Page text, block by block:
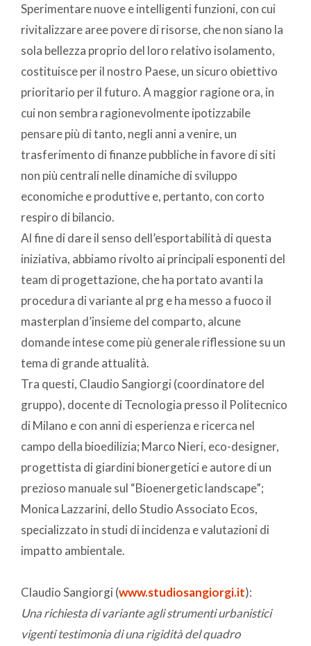
Sperimentare nuove e intelligenti funzioni, con cui
rivitalizzare aree povere di risorse, che non siano la
sola bellezza proprio del loro relativo isolamento,
costituisce per il nostro Paese, un sicuro obiettivo
prioritario per il futuro. A maggior ragione ora, in
cui non sembra ragionevolmente ipotizzabile
pensare più di tanto, negli anni a venire, un
trasferimento di finanze pubbliche in favore di siti
non più centrali nelle dinamiche di sviluppo
economiche e produttive e, pertanto, con corto
respiro di bilancio.
Al fine di dare il senso dell’esportabilità di questa
iniziativa, abbiamo rivolto ai principali esponenti del
team di progettazione, che ha portato avanti la
procedura di variante al prg e ha messo a fuoco il
masterplan d’insieme del comparto, alcune
domande intese come più generale riflessione su un
tema di grande attualità.
Tra questi, Claudio Sangiorgi (coordinatore del
gruppo), docente di Tecnologia presso il Politecnico
di Milano e con anni di esperienza e ricerca nel
campo della bioedilizia; Marco Nieri, eco-designer,
progettista di giardini bionergetici e autore di un
prezioso manuale sul “Bioenergetic landscape”;
Monica Lazzarini, dello Studio Associato Ecos,
specializzato in studi di incidenza e valutazioni di
impatto ambientale.
Claudio Sangiorgi (www.studiosangiorgi.it):
Una richiesta di variante agli strumenti urbanistici
vigenti testimonia di una rigidità del quadro